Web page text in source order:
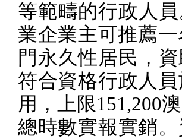
等範疇的行政人
業企業主可推薦一
門永久性居民，
符合資格行政人員
用，上限151,200
總時數實報實銷